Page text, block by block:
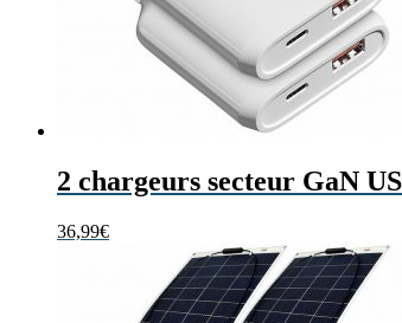
2 chargeurs secteur GaN
36,99€